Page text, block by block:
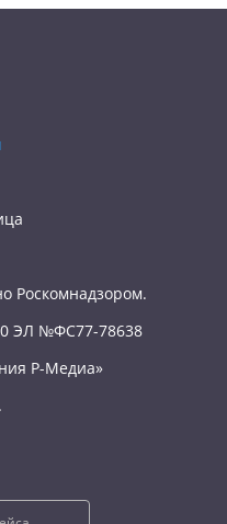
Роскомнадзором.
ЭЛ №ФС77-78638
Р-Медиа»